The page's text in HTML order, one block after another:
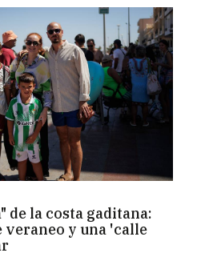
de la costa gaditana:
veraneo y una 'calle